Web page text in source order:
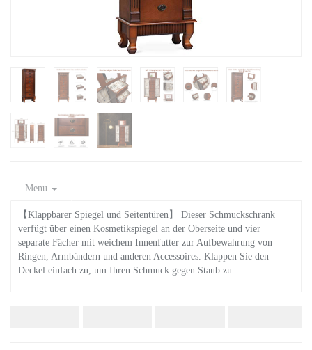
Menu
【Klappbarer Spiegel und Seitentüren】 Dieser Schmuckschrank
verfügt über einen Kosmetikspiegel an der Oberseite und vier
separate Fächer mit weichem Innenfutter zur Aufbewahrung von
Ringen, Armbändern und anderen Accessoires. Klappen Sie den
Deckel einfach zu, um Ihren Schmuck gegen Staub zu…